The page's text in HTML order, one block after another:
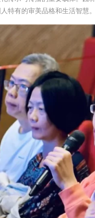
特有的审美品格和生活智慧